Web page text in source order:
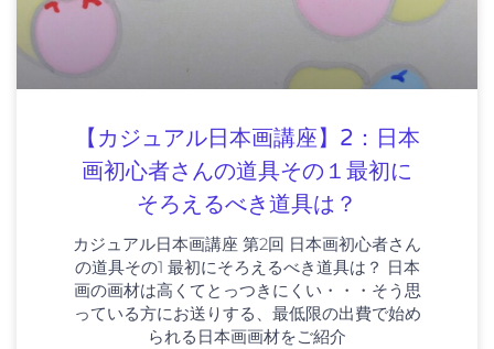
【カジュアル日本画講座】2：日本
画初心者さんの道具その１最初に
そろえるべき道具は？
カジュアル日本画講座 第2回 日本画初心者さん
の道具その1 最初にそろえるべき道具は？ 日本
画の画材は高くてとっつきにくい・・・そう思
っている方にお送りする、最低限の出費で始め
られる日本画画材をご紹介